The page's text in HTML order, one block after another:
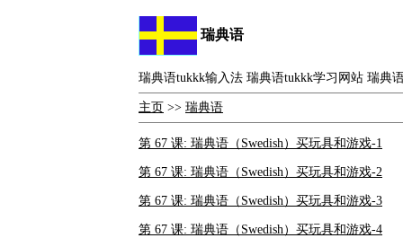
瑞典语
瑞典语tukkk输入法 瑞典语tukkk学习网站 瑞典
主页 >> 瑞典语
第 67 课: 瑞典语（Swedish）买玩具和游戏-1
第 67 课: 瑞典语（Swedish）买玩具和游戏-2
第 67 课: 瑞典语（Swedish）买玩具和游戏-3
第 67 课: 瑞典语（Swedish）买玩具和游戏-4